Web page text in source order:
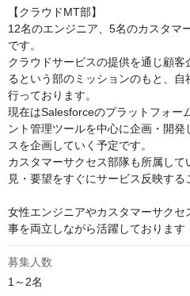
【クラウドMT部】
12名のエンジニア、5名のカスタマ
です。
クラウドサービスの提供を通じ顧
るという部のミッションのもと、
行っております。
現在はSalesforceのプラットフォー
ント管理ツールを中心に企画・開
スを企画していく予定です。
カスタマーサクセス部隊も所属し
見・要望をすぐにサービス反映する
女性エンジニアやカスタマーサク
事を両立しながら活躍しております
募集人数
1～2名